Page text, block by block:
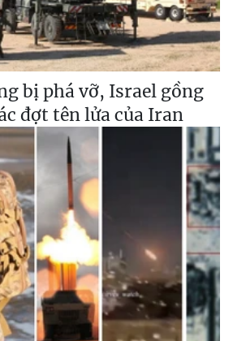
bị phá vỡ, Israel gồng
đợt tên lửa của Iran